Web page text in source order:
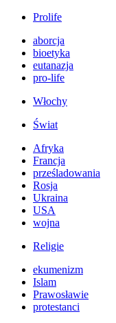
Prolife
aborcja
bioetyka
eutanazja
pro-life
Włochy
Świat
Afryka
Francja
prześladowania
Rosja
Ukraina
USA
wojna
Religie
ekumenizm
Islam
Prawosławie
protestanci